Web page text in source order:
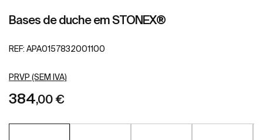
Bases de duche em STONEX®
REF: APA0157832001100
PRVP (SEM IVA)
384,00 €